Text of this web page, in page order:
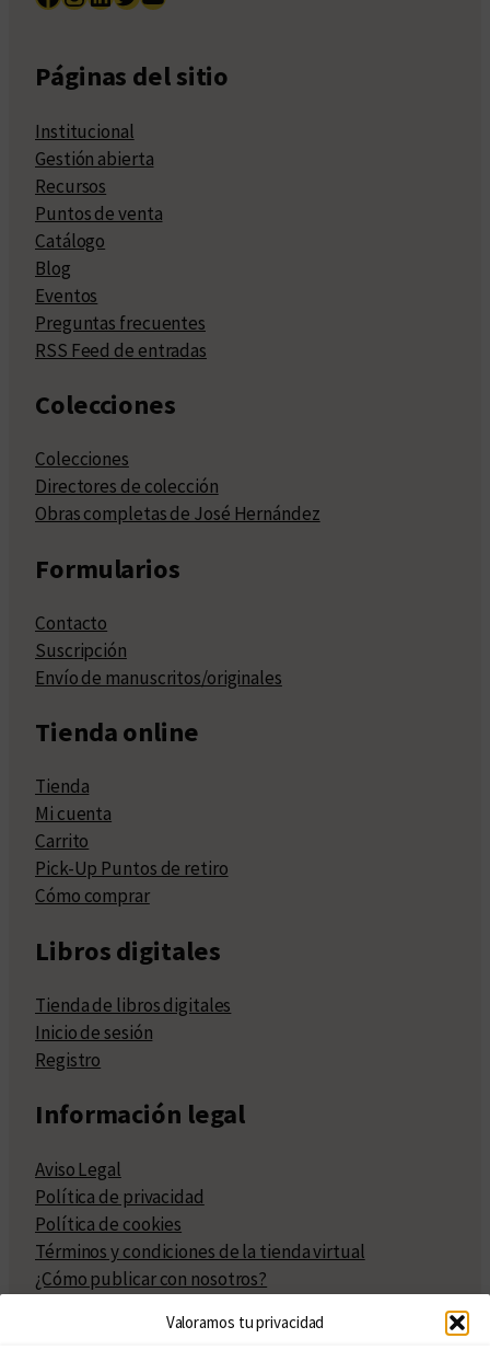
Valoramos tu privacidad
Páginas del sitio
Institucional
Gestión abierta
Recursos
Puntos de venta
Catálogo
Blog
Eventos
Preguntas frecuentes
RSS Feed de entradas
Colecciones
Colecciones
Directores de colección
Obras completas de José Hernández
Formularios
Contacto
Suscripción
Envío de manuscritos/originales
Tienda online
Tienda
Mi cuenta
Carrito
Pick-Up Puntos de retiro
Cómo comprar
Libros digitales
Tienda de libros digitales
Inicio de sesión
Registro
Información legal
Aviso Legal
Política de privacidad
Política de cookies
Términos y condiciones de la tienda virtual
¿Cómo publicar con nosotros?
Políticas de publicación